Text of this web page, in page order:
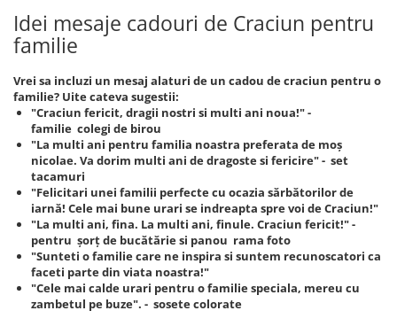
Idei mesaje cadouri de Craciun pentru
familie
Vrei sa incluzi un mesaj alaturi de un cadou de craciun pentru o
familie? Uite cateva sugestii:
"Craciun fericit, dragii nostri si multi ani noua!" -
familie colegi de birou
"La multi ani pentru familia noastra preferata de moș
nicolae. Va dorim multi ani de dragoste si fericire" - set
tacamuri
"Felicitari unei familii perfecte cu ocazia sărbătorilor de
iarnă! Cele mai bune urari se indreapta spre voi de Craciun!"
"La multi ani, fina. La multi ani, finule. Craciun fericit!" -
pentru șorț de bucătărie si panou rama foto
"Sunteti o familie care ne inspira si suntem recunoscatori ca
faceti parte din viata noastra!"
"Cele mai calde urari pentru o familie speciala, mereu cu
zambetul pe buze". - sosete colorate